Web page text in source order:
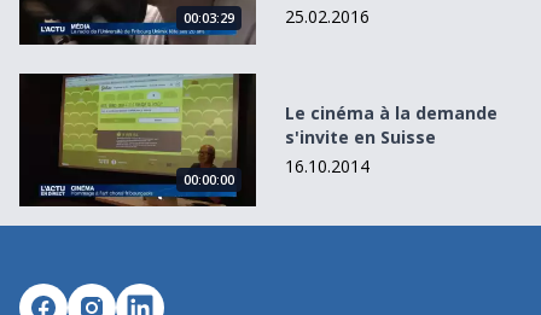
00:03:29
25.02.2016
Le cinéma à la demande s&#039;invite en Suisse
00:00:00
Le cinéma à la demande
s'invite en Suisse
16.10.2014